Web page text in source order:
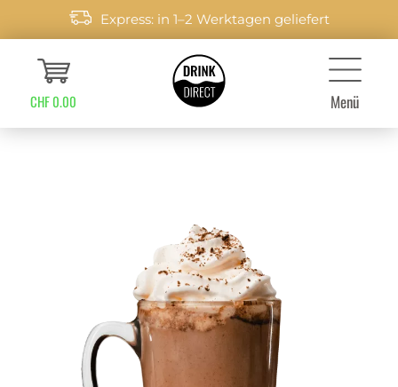
Express: in 1–2 Werktagen geliefert
CHF 0.00 Menü